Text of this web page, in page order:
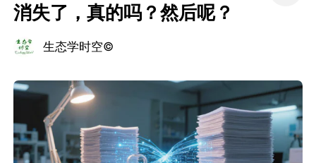
消失了，真的吗？然后呢？
生态学时空©